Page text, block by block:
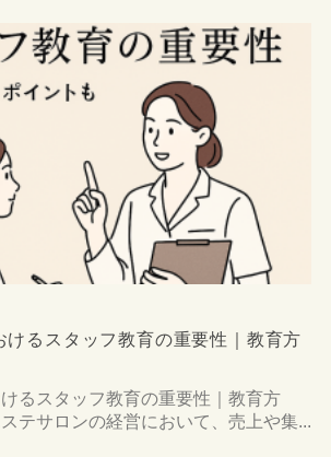
けるスタッフ教育の重要性｜教育方
るスタッフ教育の重要性｜教育方
テサロンの経営において、売上や集...